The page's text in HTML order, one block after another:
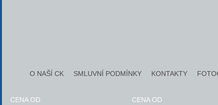
CENA OD CENA OD
O NAŠÍ CK SMLUVNÍ PODMÍNKY KONTAKTY